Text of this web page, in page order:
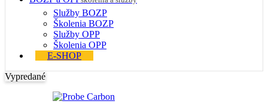
Služby BOZP
Školenia BOZP
Služby OPP
Školenia OPP
E-SHOP
Vypredané